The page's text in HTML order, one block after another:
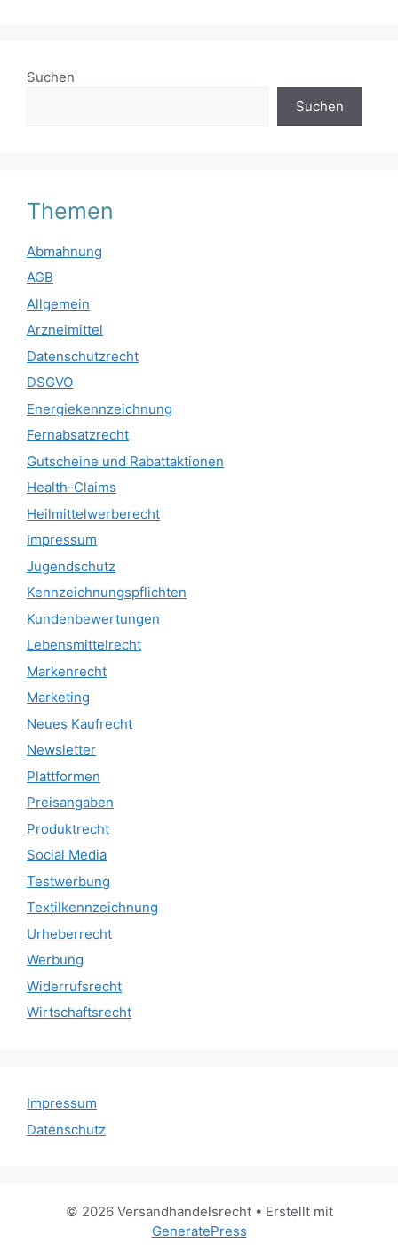
Suchen
Suchen
Themen
Abmahnung
AGB
Allgemein
Arzneimittel
Datenschutzrecht
DSGVO
Energiekennzeichnung
Fernabsatzrecht
Gutscheine und Rabattaktionen
Health-Claims
Heilmittelwerberecht
Impressum
Jugendschutz
Kennzeichnungspflichten
Kundenbewertungen
Lebensmittelrecht
Markenrecht
Marketing
Neues Kaufrecht
Newsletter
Plattformen
Preisangaben
Produktrecht
Social Media
Testwerbung
Textilkennzeichnung
Urheberrecht
Werbung
Widerrufsrecht
Wirtschaftsrecht
Impressum
Datenschutz
© 2026 Versandhandelsrecht• Erstellt mit
GeneratePress